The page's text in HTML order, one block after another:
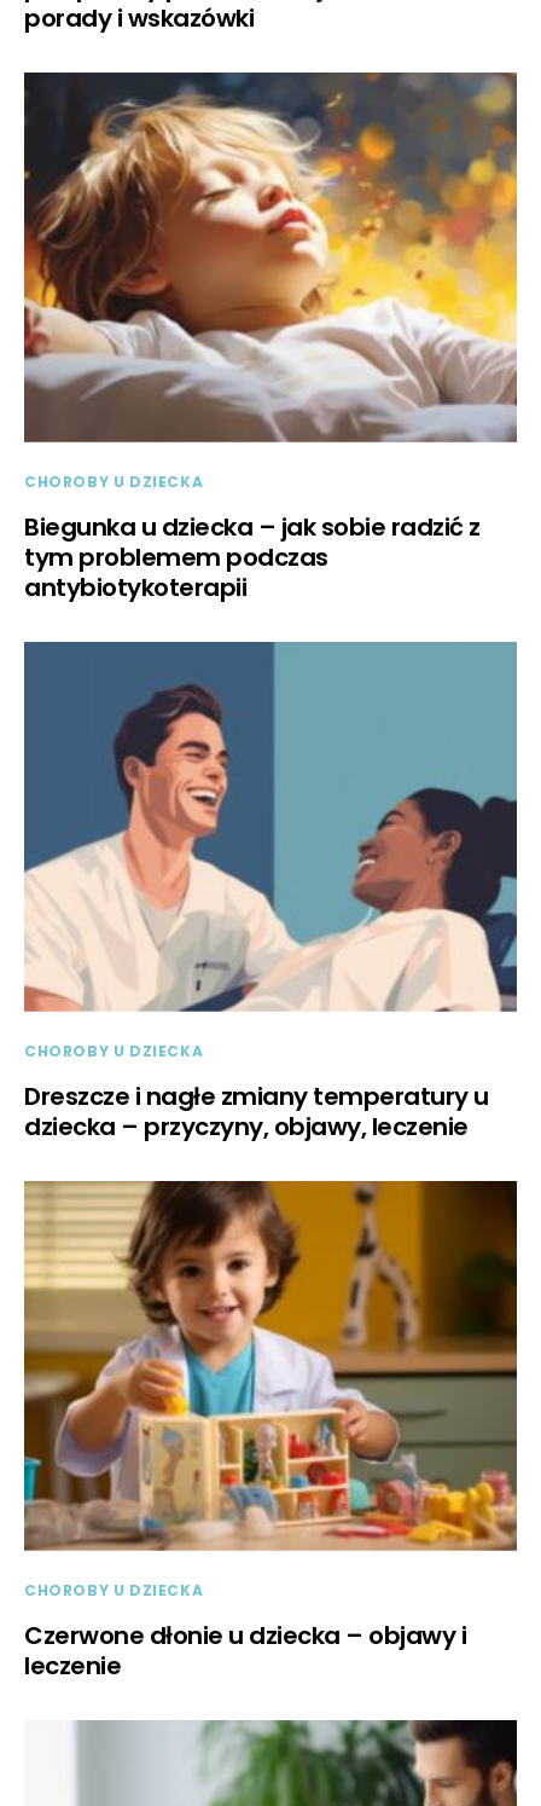
porady i wskazówki
CHOROBY U DZIECKA
Biegunka u dziecka – jak sobie radzić z
tym problemem podczas
antybiotykoterapii
CHOROBY U DZIECKA
Dreszcze i nagłe zmiany temperatury u
dziecka – przyczyny, objawy, leczenie
CHOROBY U DZIECKA
Czerwone dłonie u dziecka – objawy i
leczenie